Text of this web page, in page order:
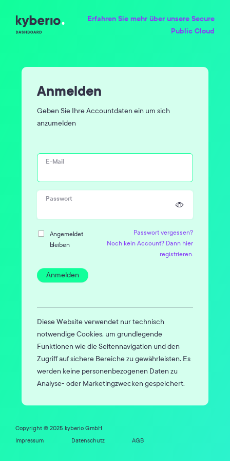
Erfahren Sie mehr über unsere Secure
Public Cloud
Anmelden
Geben Sie Ihre Accountdaten ein um sich
anzumelden
E-Mail
Passwort
Angemeldet
bleiben
Passwort vergessen?
Noch kein Account? Dann hier
registrieren.
Anmelden
Diese Website verwendet nur technisch
notwendige Cookies, um grundlegende
Funktionen wie die Seitennavigation und den
Zugriff auf sichere Bereiche zu gewährleisten. Es
werden keine personenbezogenen Daten zu
Analyse- oder Marketingzwecken gespeichert.
Copyright © 2025 kyberio GmbH
Impressum
Datenschutz AGB